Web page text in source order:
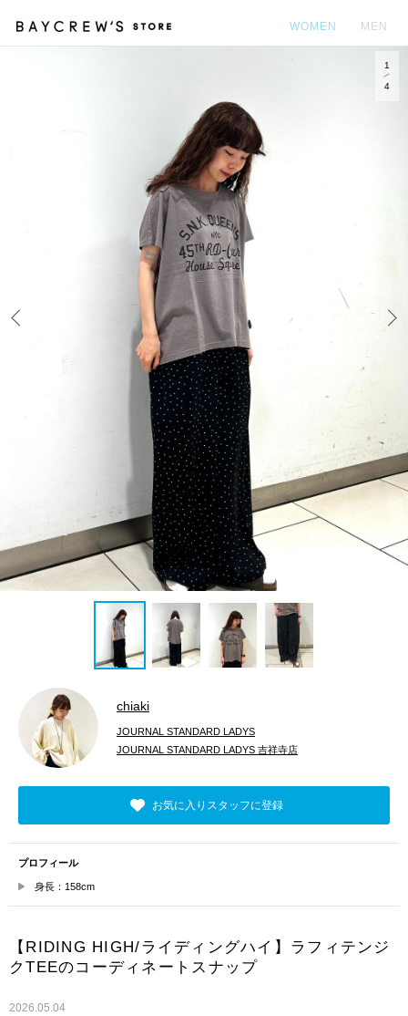
WOMEN MEN
1
4
chiaki
JOURNAL STANDARD LADYS
JOURNAL STANDARD LADYS 吉祥寺店
お気に入りスタッフに登録
プロフィール
身長：158cm
【RIDING HIGH/ライディングハイ】ラフィテンジ
クTEEのコーディネートスナップ
2026.05.04